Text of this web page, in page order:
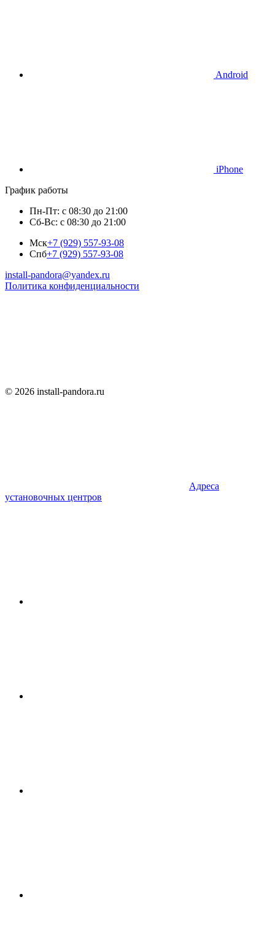
Android
iPhone
График работы
Пн-Пт: с 08:30 до 21:00
Сб-Вс: с 08:30 до 21:00
Мск+7 (929) 557-93-08
Спб+7 (929) 557-93-08
install-pandora@yandex.ru
Политика конфиденциальности
© 2026 install-pandora.ru
Адреса
установочных центров